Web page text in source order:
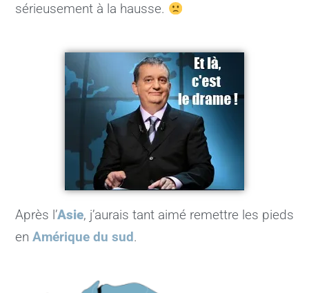
sérieusement à la hausse.
Après l’Asie, j’aurais tant aimé remettre les pieds
en Amérique du sud .